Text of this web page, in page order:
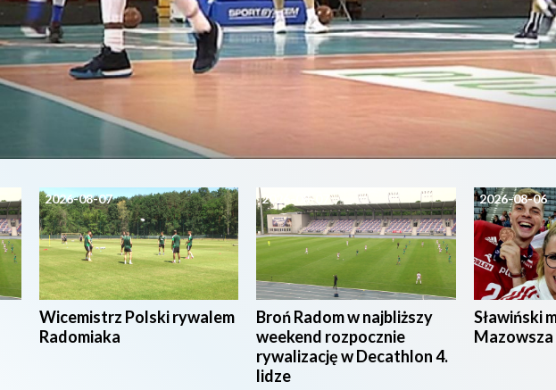
2026-08-07
Wicemistrz Polski rywalem
Radomiaka
2026-08-07
Broń Radom w najbliższy
weekend rozpocznie
rywalizację w Decathlon 4.
lidze
2026-08-06
Sławiński
Mazowsza